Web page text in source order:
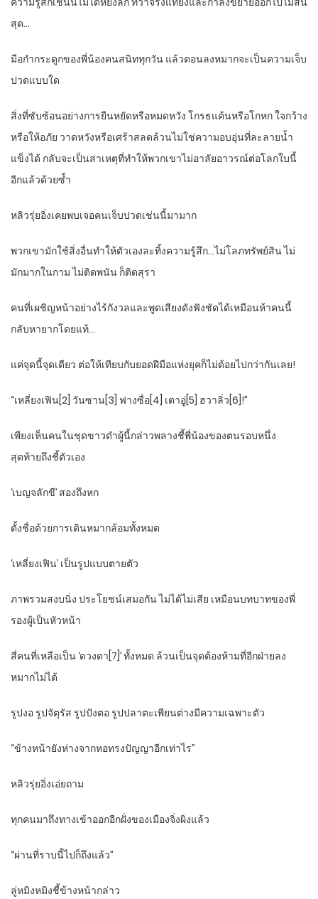
สุด…
มือกำกระดูกของพี่น้องคนสนิททุกวัน แล้วตอนลงหมากจะเป็นความเจ็บ
ปวดแบบใด
สิ่งที่ซับซ้อนอย่างการยืนหยัดหรือหมดหวัง โกรธแค้นหรือโกหก ใจกว้าง
หรือให้อภัย วาดหวังหรือเศร้าสลดล้วนไม่ใช่ความอบอุ่นที่ละลายน้ำ
แข็งได้ กลับจะเป็นสาเหตุที่ทำให้พวกเขาไม่อาลัยอาวรณ์ต่อโลกใบนี้
อีกแล้วด้วยซ้ำ
หลิวรุ่ยอิ่งเคยพบเจอคนเจ็บปวดเช่นนี้มามาก
พวกเขามักใช้สิ่งอื่นทำให้ตัวเองละทิ้งความรู้สึก…ไม่โลภทรัพย์สิน ไม่
มักมากในกาม ไม่ติดพนัน ก็ติดสุรา
คนที่เผชิญหน้าอย่างไร้กังวลและพูดเสียงดังฟังชัดได้เหมือนห้าคนนี้
กลับหายากโดยแท้…
แค่จุดนี้จุดเดียว ต่อให้เทียบกับยอดฝีมือแห่งยุคก็ไม่ด้อยไปกว่ากันเลย!
“เหลี่ยงเฟิน[2] วันซาน[3] ฟางซื่อ[4] เตาอู่[5] ฮวาลิ่ว[6]!”
เพียงเห็นคนในชุดขาวดำผู้นี้กล่าวพลางชี้พี่น้องของตนรอบหนึ่ง
สุดท้ายถึงชี้ตัวเอง
‘เบญจลักขี’ สองถึงหก
ตั้งชื่อด้วยการเดินหมากล้อมทั้งหมด
‘เหลี่ยงเฟิน’ เป็นรูปแบบตายตัว
ภาพรวมสงบนิ่ง ประโยชน์เสมอกัน ไม่ได้ไม่เสีย เหมือนบทบาทของพี่
รองผู้เป็นหัวหน้า
สี่คนที่เหลือเป็น ‘ดวงตา[7]’ ทั้งหมด ล้วนเป็นจุดต้องห้ามที่อีกฝ่ายลง
หมากไม่ได้
รูปงอ รูปจัตุรัส รูปปังตอ รูปปลาตะเพียนต่างมีความเฉพาะตัว
“ข้างหน้ายังห่างจากหอทรงปัญญาอีกเท่าไร”
หลิวรุ่ยอิ่งเอ่ยถาม
ทุกคนมาถึงทางเข้าออกอีกฝั่งของเมืองจิ่งผิงแล้ว
“ผ่านที่ราบนี้ไปก็ถึงแล้ว”
ลู่หมิงหมิงชี้ข้างหน้ากล่าว